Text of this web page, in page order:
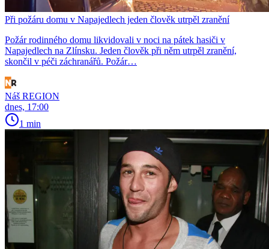
Při požáru domu v Napajedlech jeden člověk utrpěl zranění
Požár rodinného domu likvidovali v noci na pátek hasiči v
Napajedlech na Zlínsku. Jeden člověk při něm utrpěl zranění,
skončil v péči záchranářů. Požár…
Náš REGION
dnes, 17:00
1 min